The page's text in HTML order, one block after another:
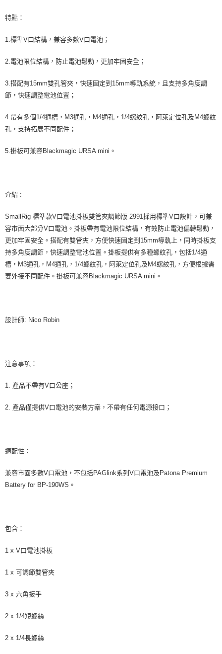
https://aftee.tw/terms/#terms3
任。
時審查核予不同之上限額度；若仍有額度不足之情形，本公司將視審查結果
恩沛科技股份有限公司將有權停止該用戶之使用額度並採取法律行動。
特點：
1.標準V口結構，兼容多數V口電池；
2.電池限位結構，防止電池鬆動，更加牢固安全；
3.搭配有15mm雙孔管夾，快速固定到15mm導軌系統，且支持多角度調
節，快速調整電池位置；
4.帶有多個1/4通槽，M3通孔，M4通孔，1/4螺紋孔，阿萊定位孔及M4螺紋
孔，支持拓展不同配件；
5.掛板可兼容Blackmagic URSA mini。
介紹 :
SmallRig 標準款V口電池掛板雙管夾調節版 2991採用標準V口設計，可兼
容市面大部分V口電池。掛板帶有電池限位結構，有效防止電池偏轉鬆動，
更加牢固安全。搭配有雙管夾，方便快速固定到15mm導軌上，同時掛板支
持多角度調節，快速調整電池位置。掛板提供有多種螺紋孔，包括1/4通
槽，M3通孔，M4通孔，1/4螺紋孔，阿萊定位孔及M4螺紋孔，方便根據需
要外接不同配件。掛板可兼容Blackmagic URSA mini。
設計師: Nico Robin
注意事項：
1. 產品不帶有V口公座；
2. 產品僅提供V口電池的安裝方案，不帶有任何電源接口；
適配性：
兼容市面多數V口電池，不包括PAGlink系列V口電池及Patona Premium
Battery for BP-190WS。
包含：
1 x V口電池掛板
1 x 可調節雙管夾
3 x 六角扳手
2 x 1/4短螺絲
2 x 1/4長螺絲